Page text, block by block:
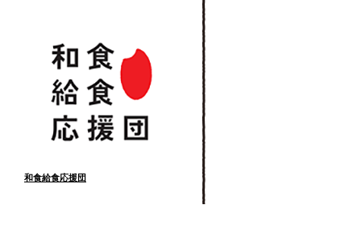
和食給食応援団